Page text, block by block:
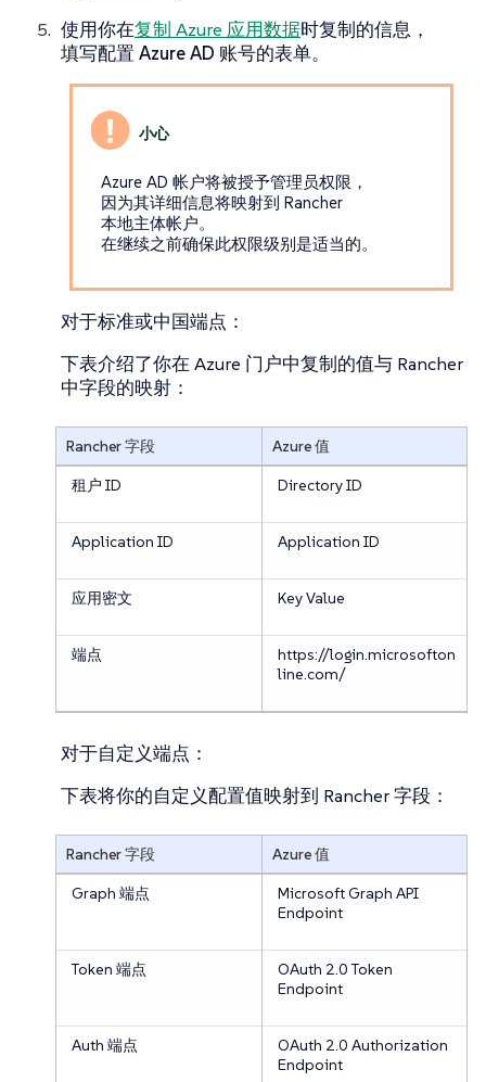
使用你在复制 Azure 应用数据时复制的信息，
填写配置 Azure AD 账号的表单。
Azure AD 帐户将被授予管理员权限，
因为其详细信息将映射到 Rancher
本地主体帐户。
在继续之前确保此权限级别是适当的。
对于标准或中国端点：
下表介绍了你在 Azure 门户中复制的值与 Rancher
中字段的映射：
Rancher 字段
Azure 值
租户 ID
Directory ID
Application ID Application ID
应用密文 Key Value
端点
https://login.microsofton
line.com/
对于自定义端点 ：
下表将你的自定义配置值映射到 Rancher 字段：
Rancher 字段
Azure 值
Graph 端点
Microsoft Graph API
Endpoint
Token 端点
OAuth 2.0 Token
Endpoint
Auth 端点
OAuth 2.0 Authorization
Endpoint